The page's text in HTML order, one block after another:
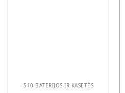
510 BATERIJOS IR KASETĖS